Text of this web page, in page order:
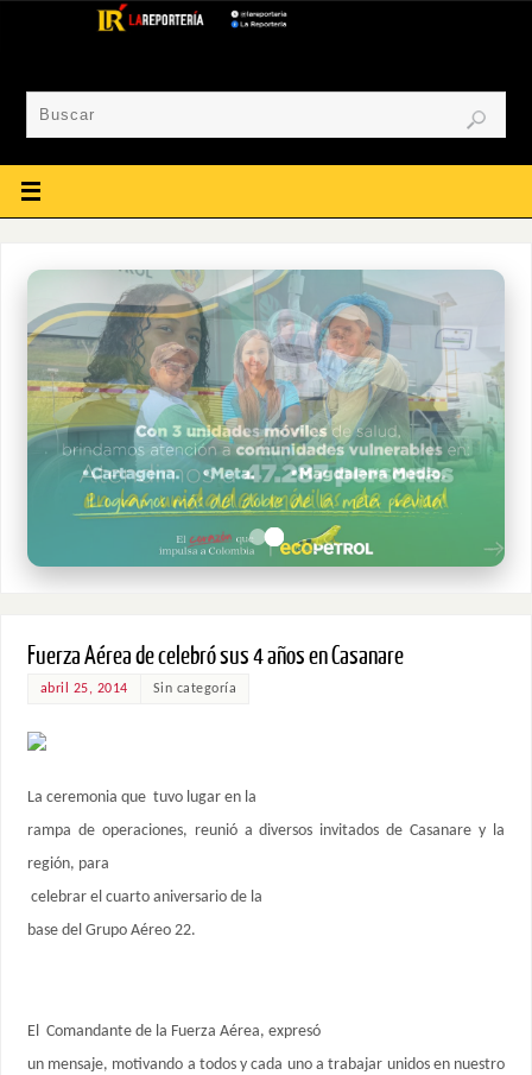
Fuerza Aérea de celebró sus 4 años en Casanare
abril 25, 2014 Sin categoría
La ceremonia que tuvo lugar en la
rampa de operaciones, reunió a diversos invitados de Casanare y la
región, para
celebrar el cuarto aniversario de la
base del Grupo Aéreo 22.
El Comandante de la Fuerza Aérea, expresó
un mensaje, motivando a todos y cada uno a trabajar unidos en nuestro